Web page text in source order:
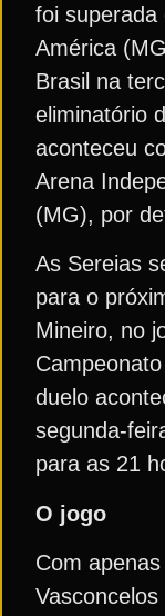
foi superada
América
Brasil na
eliminatório
aconteceu
Arena
(MG), por
As Sereias
para o
Mineiro, no
duelo
segunda-
para as 21
O jogo
Com